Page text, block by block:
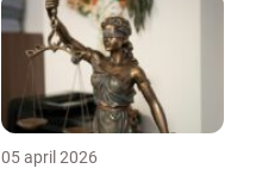
05 april 2026